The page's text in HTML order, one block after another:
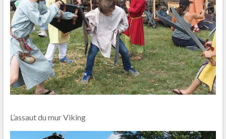
L’assaut du mur Viking